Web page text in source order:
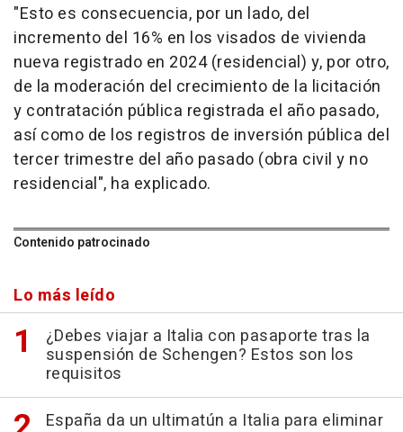
"Esto es consecuencia, por un lado, del
incremento del 16% en los visados de vivienda
nueva registrado en 2024 (residencial) y, por otro,
de la moderación del crecimiento de la licitación
y contratación pública registrada el año pasado,
así como de los registros de inversión pública del
tercer trimestre del año pasado (obra civil y no
residencial", ha explicado.
Contenido patrocinado
Lo más leído
¿Debes viajar a Italia con pasaporte tras la
suspensión de Schengen? Estos son los
requisitos
España da un ultimatún a Italia para eliminar